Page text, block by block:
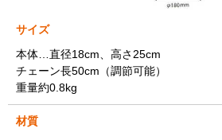
サイズ
本体…直径18cm、高さ25cm
チェーン長50cm（調節可能）
重量約0.8kg
材質